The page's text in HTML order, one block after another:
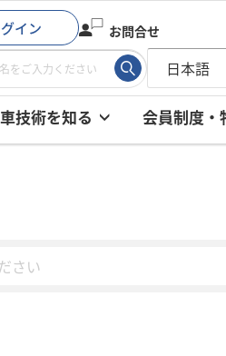
イン お問合せ
技術を知る 会員制度・